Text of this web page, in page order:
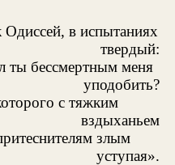
Одиссей, в испытаниях
твердый:
ты бессмертным меня
уподобить?
с тяжким
вздыханьем
злым
уступая».